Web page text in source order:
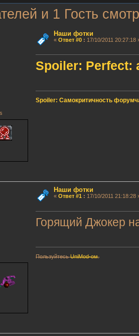
и 1 Гость
Наши фотки
« Ответ #0: 17/10/2011 20:27:18
Spoiler: Perfect:
Spoiler: Самокритичность
Наши фотки
« Ответ #1: 17/10/2011 21:18:28
Горящий Джокер
ПользуйтесьUniMod-ом.